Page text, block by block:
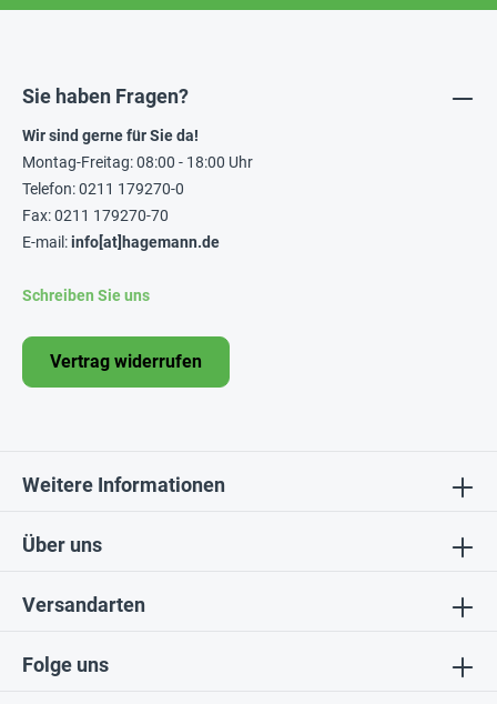
Folge uns
Über uns
Sie haben Fragen?
Wir sind gerne für Sie da!
Montag-Freitag: 08:00 - 18:00 Uhr
Telefon: 0211 179270-0
Fax: 0211 179270-70
E-mail:info[at]hagemann.de
Schreiben Sie uns
Vertrag widerrufen
Weitere Informationen
Versandarten